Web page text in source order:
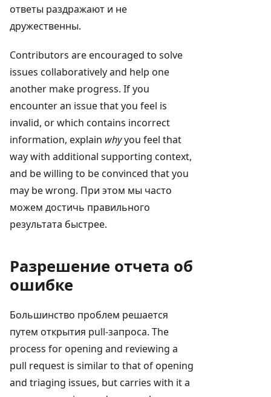
ответы раздражают и не
дружественны.
Contributors are encouraged to solve
issues collaboratively and help one
another make progress. If you
encounter an issue that you feel is
invalid, or which contains incorrect
information, explain whyyou feel that
way with additional supporting context,
and be willing to be convinced that you
may be wrong. При этом мы часто
можем достичь правильного
результата быстрее.
Разрешение отчета об
ошибке
Большинство проблем решается
путем открытия pull-запроса. The
process for opening and reviewing a
pull request is similar to that of opening
and triaging issues, but carries with it a